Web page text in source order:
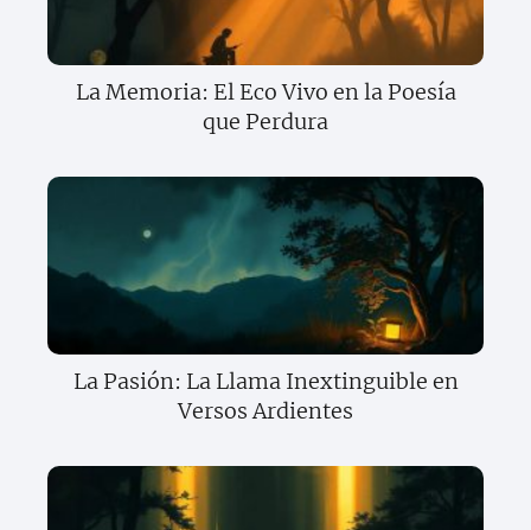
La Memoria: El Eco Vivo en la Poesía
que Perdura
La Pasión: La Llama Inextinguible en
Versos Ardientes